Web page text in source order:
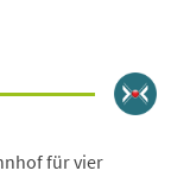
für vier